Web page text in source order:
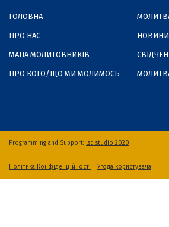
ГОЛОВНА
ПРО НАС
МАПА МОЛИТОВНИКІВ
ПРО КОГО/ЩО МИ МОЛИМОСЬ
Programming and Support: lsd studio 2020
Політика Конфіденційності Угода користувача